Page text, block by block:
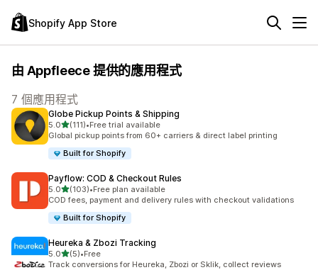
Shopify App Store
由 Appfleece 提供的應用程式
7 個應用程式
Globe Pickup Points & Shipping
5.0滿分 5 顆星
(111)
共有 111 則評價
•Free trial available
Global pickup points from 60+ carriers & direct label printing
Built for Shopify
Payflow: COD & Checkout Rules
5.0滿分 5 顆星
(103)
共有 103 則評價
•Free plan available
COD fees, payment and delivery rules with checkout validations
Built for Shopify
Heureka & Zbozi Tracking
5.0滿分 5 顆星
(5)
共有 5 則評價
•Free
Track conversions for Heureka, Zbozi or Sklik, collect reviews